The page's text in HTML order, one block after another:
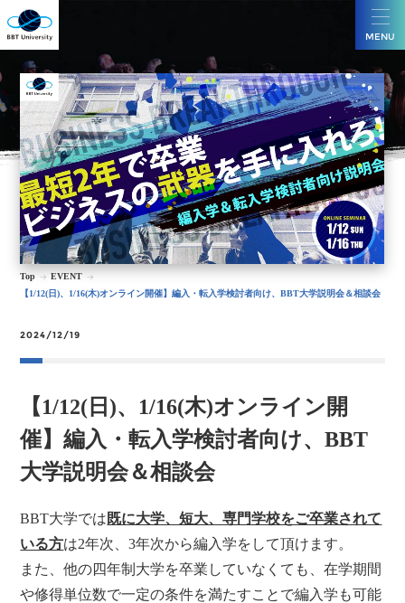
MENU
Top
EVENT
【1/12(日)、1/16(木)オンライン開催】編入・転入学検討者向け、BBT大学説明会＆相談会
2024/12/19
【1/12(日)、1/16(木)オンライン開
催】編入・転入学検討者向け、BBT
大学説明会＆相談会
BBT大学では 既に大学、短大、専門学校をご卒業されて
いる方は2年次、3年次から編入学をして頂けます。
また、他の四年制大学を卒業していなくても、在学期間
や修得単位数で一定の条件を満たすことで編入学も可能